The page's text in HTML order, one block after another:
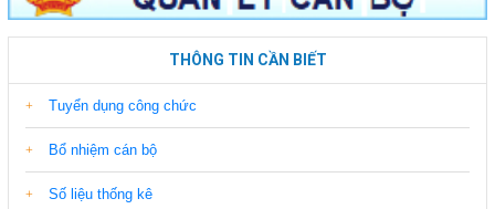
THÔNG TIN CẦN BIẾT
Tuyển dụng công chức
Bổ nhiệm cán bộ
Số liệu thống kê